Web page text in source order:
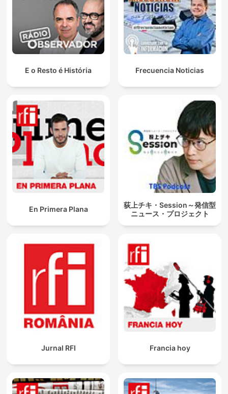
E o Resto é História Frecuencia Noticias
En Primera Plana
荻上チキ・Session～発信型
ニュース・プロジェクト
Jurnal RFI Francia hoy